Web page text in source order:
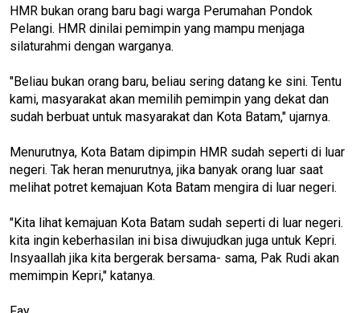
HMR bukan orang baru bagi warga Perumahan Pondok
Pelangi. HMR dinilai pemimpin yang mampu menjaga
silaturahmi dengan warganya.
"Beliau bukan orang baru, beliau sering datang ke sini. Tentu
kami, masyarakat akan memilih pemimpin yang dekat dan
sudah berbuat untuk masyarakat dan Kota Batam," ujarnya.
Menurutnya, Kota Batam dipimpin HMR sudah seperti di luar
negeri. Tak heran menurutnya, jika banyak orang luar saat
melihat potret kemajuan Kota Batam mengira di luar negeri.
"Kita lihat kemajuan Kota Batam sudah seperti di luar negeri.
kita ingin keberhasilan ini bisa diwujudkan juga untuk Kepri.
Insyaallah jika kita bergerak bersama- sama, Pak Rudi akan
memimpin Kepri," katanya.